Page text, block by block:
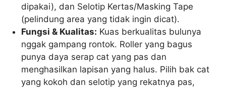
dipakai), dan Selotip Kertas/Masking Tape
(pelindung area yang tidak ingin dicat).
Fungsi & Kualitas: Kuas berkualitas bulunya
nggak gampang rontok. Roller yang bagus
punya daya serap cat yang pas dan
menghasilkan lapisan yang halus. Pilih bak cat
yang kokoh dan selotip yang rekatnya pas,